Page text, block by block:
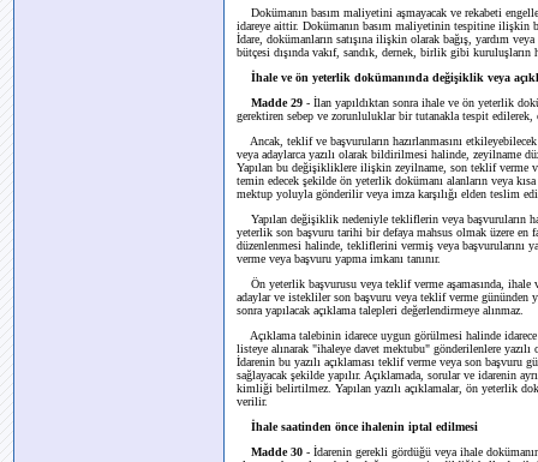
Dokümanın basım maliyetini aşmayacak ve rekabeti
idareye aittir. Dokümanın basım maliyetinin tespitine ilişkin
İdare, dokümanların satışına ilişkin olarak bağış, yardım
bütçesi dışında vakıf, sandık, dernek, birlik gibi kuruluşların
İhale ve ön yeterlik dokümanında değişiklik veya
Madde 29 - İlan yapıldıktan sonra ihale ve ön yeterlik
gerektiren sebep ve zorunluluklar bir tutanakla tespit
Ancak, teklif ve başvuruların hazırlanmasını
veya adaylarca yazılı olarak bildirilmesi halinde, zeyilname
Yapılan bu değişikliklere ilişkin zeyilname, son teklif verme
temin edecek şekilde ön yeterlik dokümanı alanların veya
mektup yoluyla gönderilir veya imza karşılığı elden teslim
Yapılan değişiklik nedeniyle tekliflerin veya başvuruların
yeterlik son başvuru tarihi bir defaya mahsus olmak üzere en
düzenlenmesi halinde, tekliflerini vermiş veya başvurularını
verme veya başvuru yapma imkanı tanınır.
Ön yeterlik başvurusu veya teklif verme aşamasında, ihale
adaylar ve istekliler son başvuru veya teklif verme gününden
sonra yapılacak açıklama talepleri değerlendirmeye alınmaz.
Açıklama talebinin idarece uygun görülmesi halinde idarece
listeye alınarak "ihaleye davet mektubu" gönderilenlere
İdarenin bu yazılı açıklaması teklif verme veya son
sağlayacak şekilde yapılır. Açıklamada, sorular ve idarenin
kimliği belirtilmez. Yapılan yazılı açıklamalar, ön yeterlik
verilir.
İhale saatinden önce ihalenin iptal edilmesi
Madde 30 - İdarenin gerekli gördüğü veya ihale